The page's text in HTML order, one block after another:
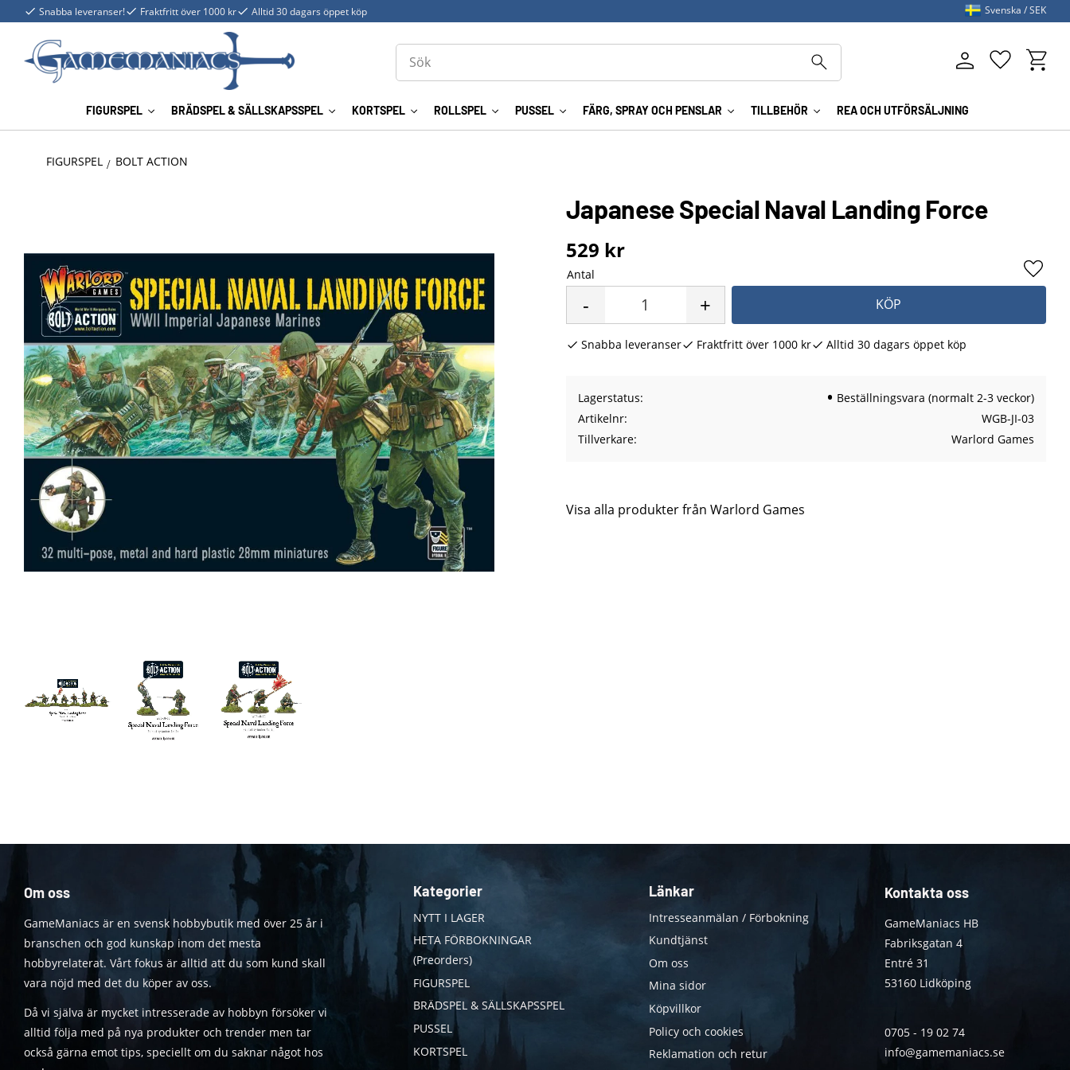
Snabba leveranser! Fraktfritt över 1000 kr Alltid 30 dagars öppet köp
FIGURSPEL BRÄDSPEL & SÄLLSKAPSSPEL KORTSPEL ROLLSPEL PUSSEL FÄRG, SPRAY OCH PENSLAR TILLBEHÖR REA OCH UTFÖRSÄLJNING
Favoriter
Svenska SEK
FIGURSPEL BOLT ACTION
Japanese Special Naval Landing Force
529 kr
Antal
+
- KÖP
Lägg
Snabba leveranser Fraktfritt över 1000 kr Alltid 30 dagars öppet köp
Lagerstatus
Beställningsvara (normalt 2-3 veckor)
Artikelnr
WGB-JI-03
Tillverkare
Warlord Games
Visa alla produkter från Warlord Games
Om oss
GameManiacs är en svensk hobbybutik med över 25 år i
branschen och god kunskap inom det mesta
hobbyrelaterat. Vårt fokus är alltid att du som kund skall
vara nöjd med det du köper av oss.
Då vi själva är mycket intresserade av hobbyn försöker vi
alltid följa med på nya produkter och trender men tar
också gärna emot tips, speciellt om du saknar något hos
Kategorier
NYTT I LAGER
HETA FÖRBOKNINGAR
(Preorders)
FIGURSPEL
BRÄDSPEL & SÄLLSKAPSSPEL
PUSSEL
KORTSPEL
Länkar
Intresseanmälan / Förbokning
Kundtjänst
Om oss
Mina sidor
Köpvillkor
Policy och cookies
Reklamation och retur
Kontakta oss
GameManiacs HB
Fabriksgatan 4
Entré 31
53160 Lidköping
0705 - 19 02 74
info@gamemaniacs.se